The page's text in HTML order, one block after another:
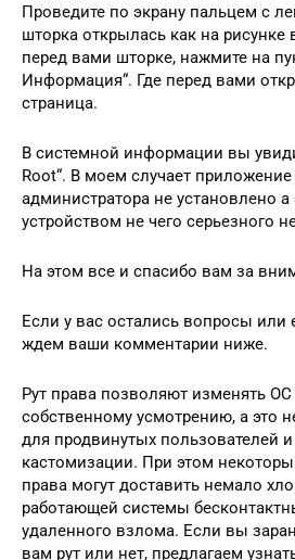
Проведите по экрану пальцем с
шторка открылась как на
перед вами шторке, нажмите на
Информация“. Где перед вами
страница.
В системной информации вы
Root“. В моем случает
администратора не установлено а
устройством не чего серьезного
На этом все и спасибо вам за
Если у вас остались вопросы или
ждем ваши комментарии ниже.
Рут права позволяют изменять
собственному усмотрению, а это
для продвинутых пользователей
кастомизации. При этом
права могут доставить немало
работающей системы
удаленного взлома. Если вы
вам рут или нет, предлагаем